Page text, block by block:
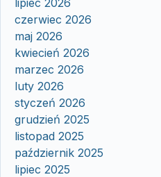
lipiec 2026
czerwiec 2026
maj 2026
kwiecień 2026
marzec 2026
luty 2026
styczeń 2026
grudzień 2025
listopad 2025
październik 2025
lipiec 2025